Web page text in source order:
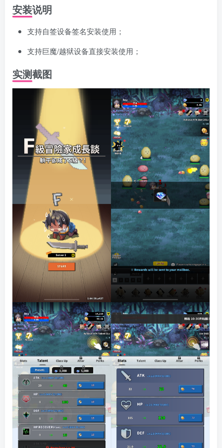
安装说明
支持自签设备签名安装使用；
支持巨魔/越狱设备直接安装使用；
实测截图